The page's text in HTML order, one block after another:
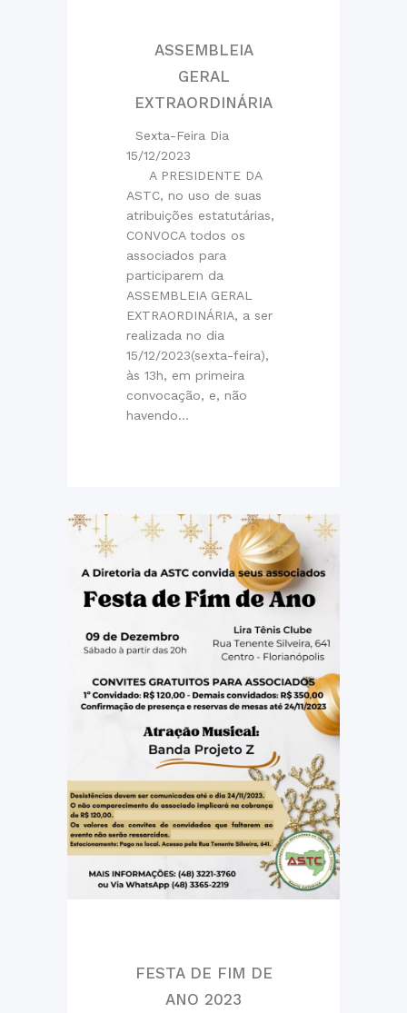
ASSEMBLEIA
GERAL
EXTRAORDINÁRIA
Sexta-Feira Dia
15/12/2023
A PRESIDENTE DA
ASTC, no uso de suas
atribuições estatutárias,
CONVOCA todos os
associados para
participarem da
ASSEMBLEIA GERAL
EXTRAORDINÁRIA, a ser
realizada no dia
15/12/2023(sexta-feira),
às 13h, em primeira
convocação, e, não
havendo...
FESTA DE FIM DE
ANO 2023